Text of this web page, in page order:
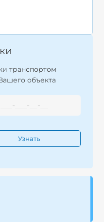
транспортом
объекта